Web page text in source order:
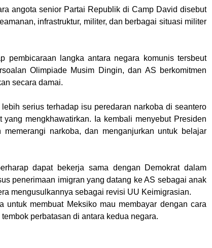
angota senior Partai Republik di Camp David disebut
infrastruktur, militer, dan berbagai situasi militer
pembicaraan langka antara negara komunis tersbeut
Olimpiade Musim Dingin, dan AS berkomitmen
secara damai.
serius terhadap isu peredaran narkoba di seantero
mengkhawatirkan. Ia kembali menyebut Presiden
narkoba, dan menganjurkan untuk belajar
dapat bekerja sama dengan Demokrat dalam
penerimaan imigran yang datang ke AS sebagai anak
mengusulkannya sebagai revisi UU Keimigrasian.
untuk membuat Meksiko mau membayar dengan cara
perbatasan di antara kedua negara.